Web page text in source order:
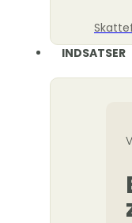
INDSATSER